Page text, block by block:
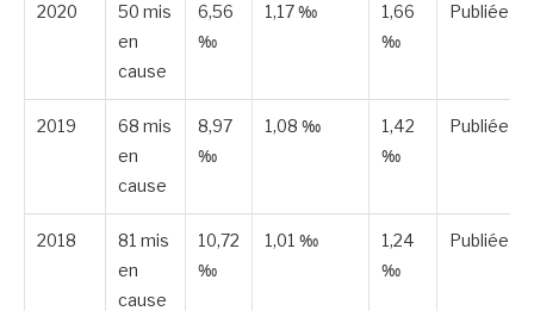
2020
50 mis
en
cause
6,56
‰
1,17 ‰
1,66
‰
Publiée
2019
68 mis
en
cause
8,97
‰
1,08 ‰
1,42
‰
Publiée
2018
81 mis
en
cause
10,72
‰
1,01 ‰
1,24
‰
Publiée